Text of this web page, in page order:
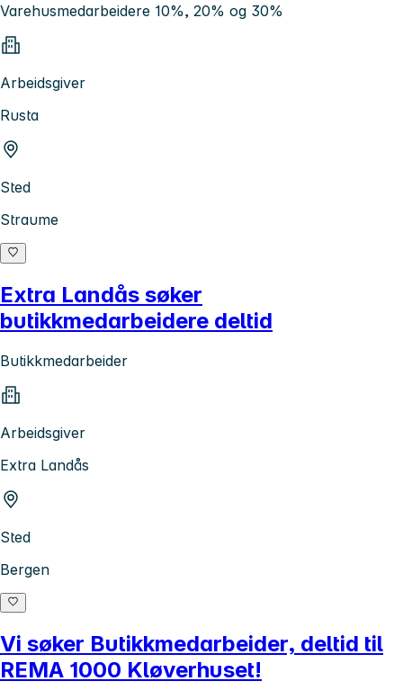
Varehusmedarbeidere 10%, 20% og 30%
Arbeidsgiver
Rusta
Sted
Straume
Extra Landås søker
butikkmedarbeidere deltid
Butikkmedarbeider
Arbeidsgiver
Extra Landås
Sted
Bergen
Vi søker Butikkmedarbeider, deltid til
REMA 1000 Kløverhuset!